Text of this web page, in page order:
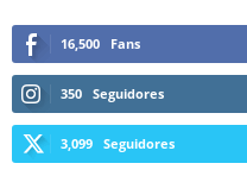
16,500 Fans
350 Seguidores
3,099 Seguidores